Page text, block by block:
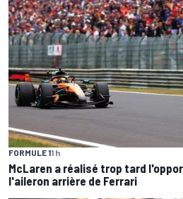
FORMULE 11 h
McLaren a réalisé trop tard
l'aileron arrière de Ferrari